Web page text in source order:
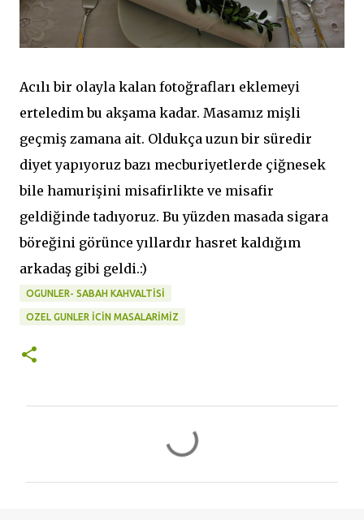
Acılı bir olayla kalan fotoğrafları eklemeyi
erteledim bu akşama kadar. Masamız mişli
geçmiş zamana ait. Oldukça uzun bir süredir
diyet yapıyoruz bazı mecburiyetlerde çiğnesek
bile hamurişini misafirlikte ve misafir
geldiğinde tadıyoruz. Bu yüzden masada sigara
böreğini görünce yıllardır hasret kaldığım
arkadaş gibi geldi.:)
OGUNLER- SABAH KAHVALTISI
OZEL GUNLER ICIN MASALARIMIZ